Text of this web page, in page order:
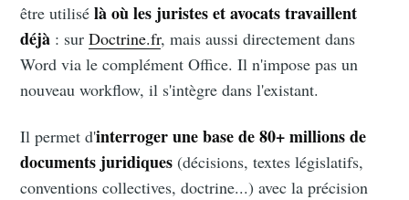
être utilisélà où les juristes et avocats travaillent
déjà : surDoctrine.fr, mais aussi directement dans
Word via le complément Office. Il n'impose pas un
nouveau workflow, il s'intègre dans l'existant.
Il permet d'interroger une base de 80+ millions de
documents juridiques (décisions, textes législatifs,
conventions collectives, doctrine...) avec la précision